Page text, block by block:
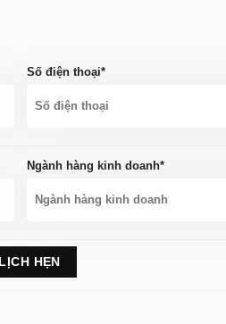
Số điện thoại*
Ngành hàng kinh doanh*